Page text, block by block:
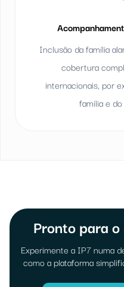
Inclusão da família
cobertura
internacionais, por
família e
Pronto para
Experimente a IP7 numa
como a plataforma